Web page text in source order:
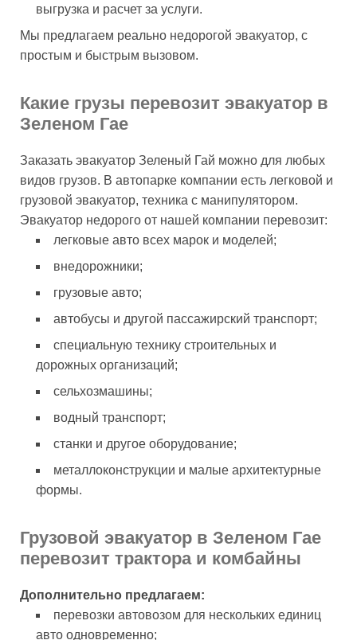
выгрузка и расчет за услуги.
Мы предлагаем реально недорогой эвакуатор, с
простым и быстрым вызовом.
Какие грузы перевозит эвакуатор в
Зеленом Гае
Заказать эвакуатор Зеленый Гай можно для любых
видов грузов. В автопарке компании есть легковой и
грузовой эвакуатор, техника с манипулятором.
Эвакуатор недорого от нашей компании перевозит:
легковые авто всех марок и моделей;
внедорожники;
грузовые авто;
автобусы и другой пассажирский транспорт;
специальную технику строительных и
дорожных организаций;
сельхозмашины;
водный транспорт;
станки и другое оборудование;
металлоконструкции и малые архитектурные
формы.
Грузовой эвакуатор в Зеленом Гае
перевозит трактора и комбайны
Дополнительно предлагаем:
перевозки автовозом для нескольких единиц
авто одновременно;